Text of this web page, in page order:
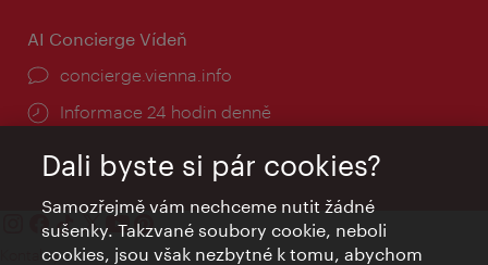
AI Concierge Vídeň
concierge.vienna.info
Informace 24 hodin denně
Kontakty
Dali byste si pár cookies?
Samozřejmě vám nechceme nutit žádné
sušenky. Takzvané soubory cookie, neboli
cookies, jsou však nezbytné k tomu, abychom